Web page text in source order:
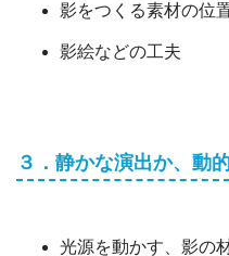
影をつくる素材の位
影絵などの工夫
３．静かな演出か、動
光源を動かす、影の